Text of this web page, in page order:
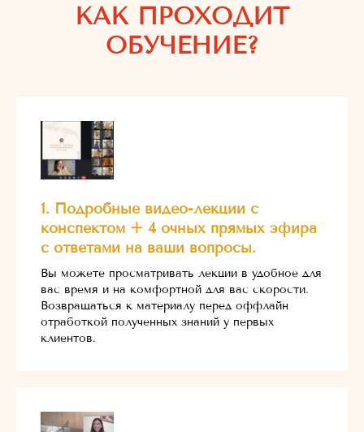
КАК ПРОХОДИТ
ОБУЧЕНИЕ?
1. Подробные видео-лекции с
конспектом + 4 очных прямых эфира
с ответами на ваши вопросы.
Вы можете просматривать лекции в удобное для
вас время и на комфортной для вас скорости.
Возвращаться к материалу перед оффлайн
отработкой полученных знаний у первых
клиентов.